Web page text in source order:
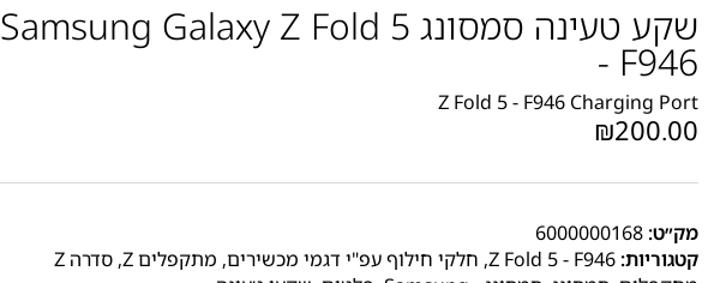
שקע טעינה סמסונג Samsung Galaxy Z Fold 5
- F946
Z Fold 5 - F946 Charging Port
₪200.00
מק״ט: 6000000168
קטגוריות: Z Fold 5 - F946
, חלקי חילוף עפ"י דגמי מכשירים, מתקפלים Z ,
סדרה Z